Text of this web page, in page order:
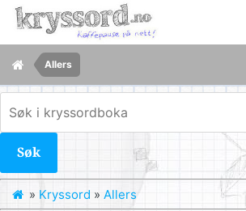
Allers
Søk
» Kryssord » Allers